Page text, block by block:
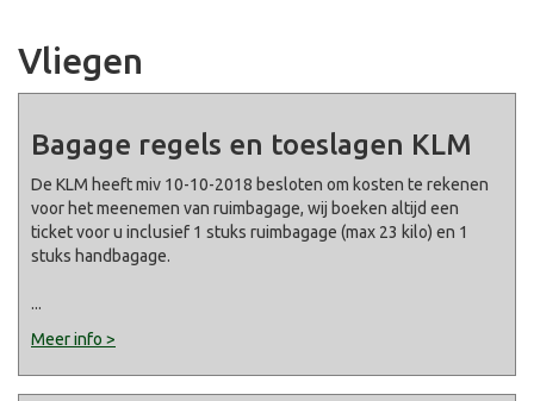
Vliegen
Bagage regels en toeslagen KLM
De KLM heeft miv 10-10-2018 besloten om kosten te rekenen
voor het meenemen van ruimbagage, wij boeken altijd een
ticket voor u inclusief 1 stuks ruimbagage (max 23 kilo) en 1
stuks handbagage.
...
Meer info >